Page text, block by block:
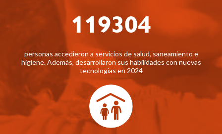
119304
personas accedieron a servicios de salud, saneamiento e
higiene. Además, desarrollaron sus habilidades con nuevas
tecnologías en 2024